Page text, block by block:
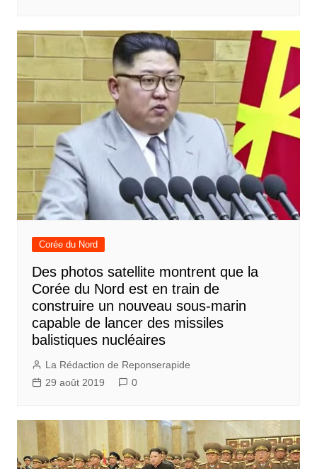
Corée du Nord
Des photos satellite montrent que la
Corée du Nord est en train de
construire un nouveau sous-marin
capable de lancer des missiles
balistiques nucléaires
La Rédaction de Reponserapide
29 août 2019
0